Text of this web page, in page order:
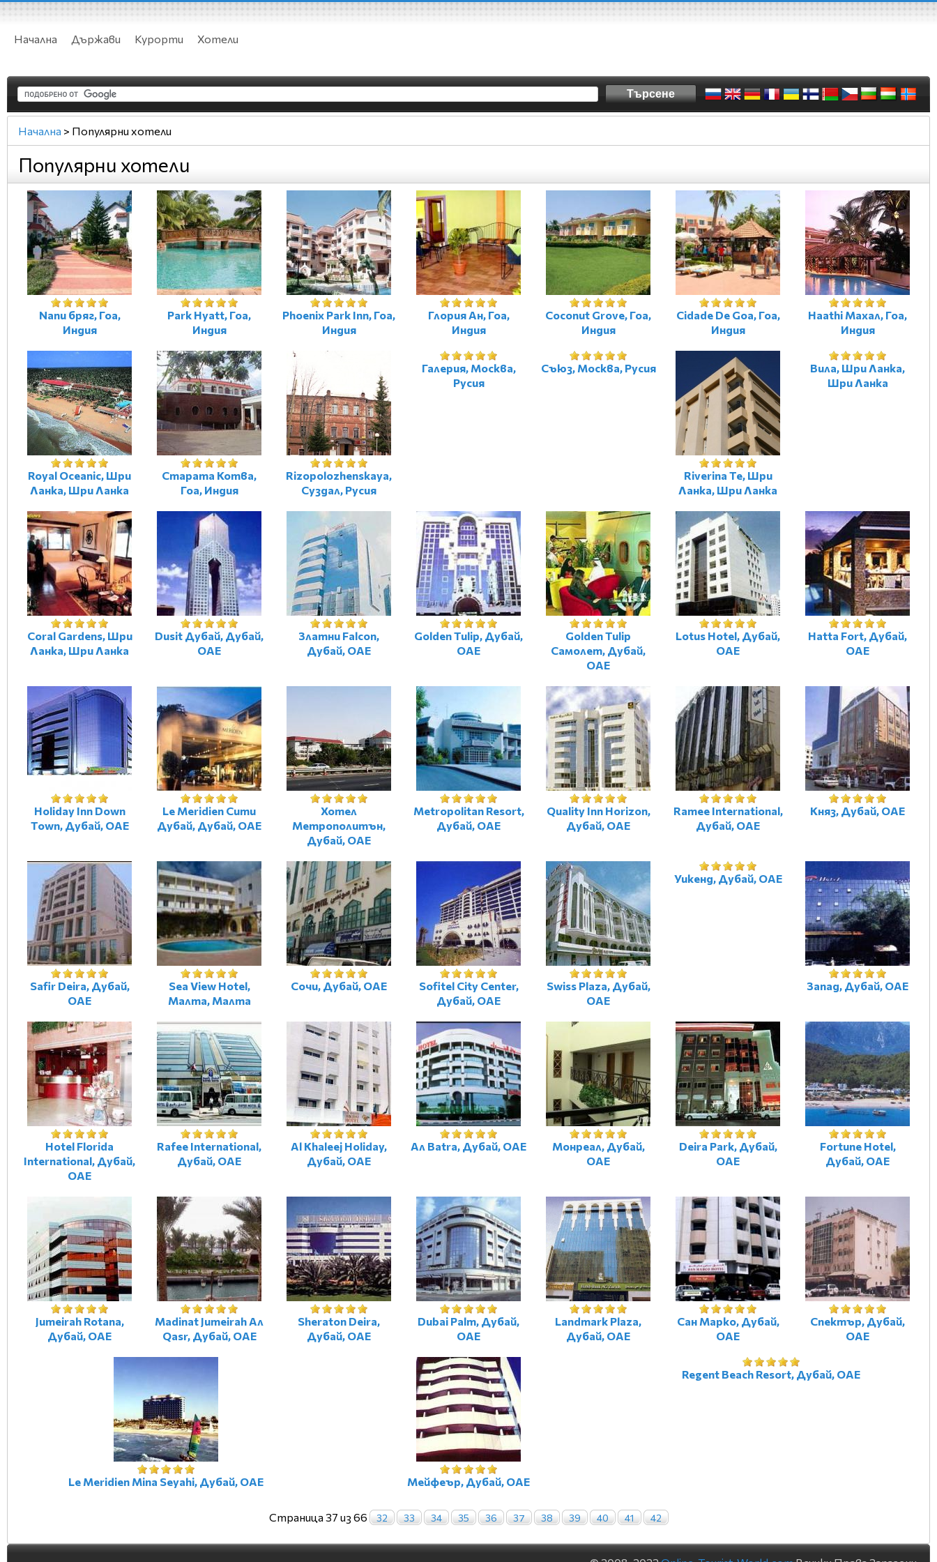
Начална Държави Курорти Хотели
Начална > Популярни хотели
Популярни хотели
Nanu бряг, Гоа,
Индия
Park Hyatt, Гоа,
Индия
Phoenix Park Inn, Гоа,
Индия
Глория Ан, Гоа,
Индия
Coconut Grove, Гоа,
Индия
Cidade De Goa, Гоа,
Индия
Haathi Махал, Гоа,
Индия
Royal Oceanic, Шри
Ланка, Шри Ланка
Старата Котва,
Гоа, Индия
Rizopolozhenskaya,
Суздал, Русия
Галерия, Москва,
Русия
Съюз, Москва, Русия
Riverina Te, Шри
Ланка, Шри Ланка
Вила, Шри Ланка,
Шри Ланка
Coral Gardens, Шри
Ланка, Шри Ланка
Dusit Дубай, Дубай,
ОАЕ
Златни Falcon,
Дубай, ОАЕ
Golden Tulip, Дубай,
ОАЕ
Golden Tulip
Самолет, Дубай,
ОАЕ
Lotus Hotel, Дубай,
ОАЕ
Hatta Fort, Дубай,
ОАЕ
Holiday Inn Down
Town, Дубай, ОАЕ
Le Meridien Сити
Дубай, Дубай, ОАЕ
Хотел
Метрополитън,
Дубай, ОАЕ
Metropolitan Resort,
Дубай, ОАЕ
Quality Inn Horizon,
Дубай, ОАЕ
Ramee International,
Дубай, ОАЕ
Княз, Дубай, ОАЕ
Safir Deira, Дубай,
ОАЕ
Sea View Hotel,
Малта, Малта
Сочи, Дубай, ОАЕ
Sofitel City Center,
Дубай, ОАЕ
Swiss Plaza, Дубай,
ОАЕ
Уикенд, Дубай, ОАЕ
Запад, Дубай, ОАЕ
Hotel Florida
International, Дубай,
ОАЕ
Rafee International,
Дубай, ОАЕ
Al Khaleej Holiday,
Дубай, ОАЕ
Ал Batra, Дубай, ОАЕ
Монреал, Дубай,
ОАЕ
Deira Park, Дубай,
ОАЕ
Fortune Hotel,
Дубай, ОАЕ
Jumeirah Rotana,
Дубай, ОАЕ
Madinat Jumeirah Ал
Qasr, Дубай, ОАЕ
Sheraton Deira,
Дубай, ОАЕ
Dubai Palm, Дубай,
ОАЕ
Landmark Plaza,
Дубай, ОАЕ
Сан Марко, Дубай,
ОАЕ
Спектър, Дубай,
ОАЕ
Le Meridien Mina Seyahi, Дубай, ОАЕ Мейфеър, Дубай, ОАЕ
Regent Beach Resort, Дубай, ОАЕ
Страница 37 из 66 32 33 34 35 36 37 38 39 40 41 42